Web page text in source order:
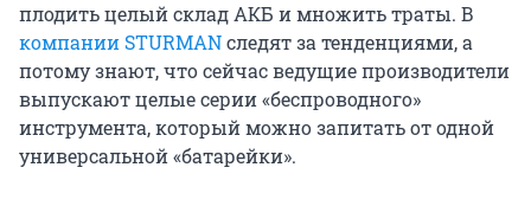
плодить целый склад АКБ и множить траты. В
компании STURMANследят за тенденциями, а
потому знают, что сейчас ведущие производители
выпускают целые серии «беспроводного»
инструмента, который можно запитать от одной
универсальной «батарейки».